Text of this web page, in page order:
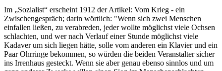
Im „Sozialist“ erscheint 1912 der Artikel: Vom Krieg - ein
Zwischengespräch; darin wörtlich: "Wenn sich zwei Menschen
einfallen ließen, zu verabreden, jeder wollte möglichst viele Ochsen
schlachten, und wer nach Verlauf einer Stunde möglichst viele
Kadaver um sich liegen hätte, solle vom anderen ein Klavier und ein
Paar Ohrringe bekommen, so würden die beiden Veranstalter sicher
ins Irrenhaus gesteckt. Wenn sie aber genau ebenso sinnlos und um